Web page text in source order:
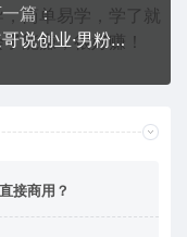
篇：
道哥说创业·男粉项目【更新3.0】靠搬运赚钱，日入800+利润非常高！
接商用？